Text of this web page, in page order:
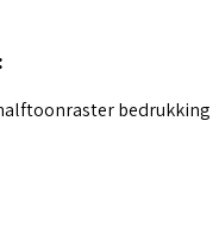
bedrukking